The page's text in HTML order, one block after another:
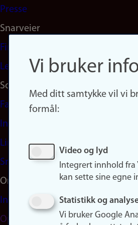
Presse
Snarveier
Finn studier
Ledige stillinger
Sosiale medier
Facebook
Instagram
LinkedIn
Snapchat
Om nettstedet
Informasjonskapsler
Oppdater samtykke
Vi bruker
Med ditt samtykke vil vi
formål:
Video og lyd
Integrert innhold fra
kan sette sine egne
Statistikk og
Vi bruker Google